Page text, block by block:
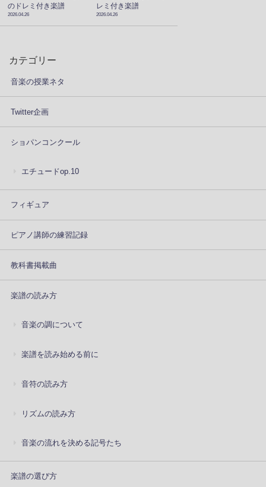
のドレミ付き楽譜
2026.04.26
レミ付き楽譜
2026.04.26
カテゴリー
音楽の授業ネタ
Twitter企画
ショパンコンクール
エチュードop.10
フィギュア
ピアノ講師の練習記録
教科書掲載曲
楽譜の読み方
音楽の調について
楽譜を読み始める前に
音符の読み方
リズムの読み方
音楽の流れを決める記号たち
楽譜の選び方